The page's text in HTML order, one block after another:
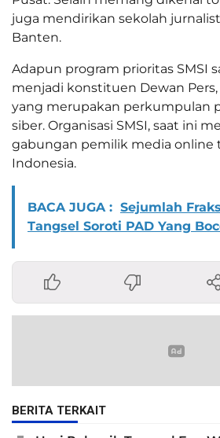
juga mendirikan sekolah
Banten.
Adapun program prioritas SMSI
menjadi konstituen Dewan Pers,
yang merupakan perkumpulan
siber. Organisasi SMSI, saat ini
gabungan pemilik media online
Indonesia.
BACA JUGA : Sejumlah
Tangsel Soroti PAD Yang
BERITA TERKAIT